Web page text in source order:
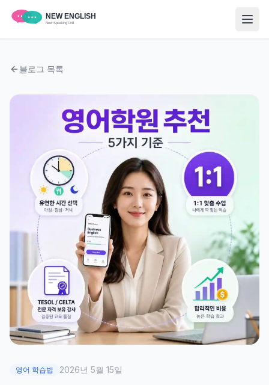
블로그 목록
영어 학습법 2026년 5월 15일